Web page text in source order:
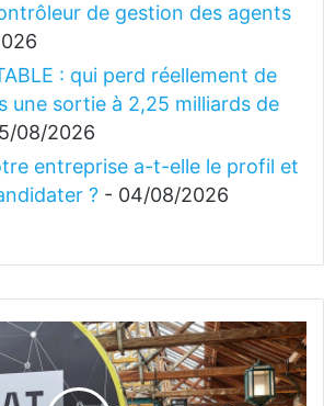
de gestion des agents
: qui perd réellement de
une sortie à 2,25 milliards de
08/2026
entreprise a-t-elle le profil et
? - 04/08/2026